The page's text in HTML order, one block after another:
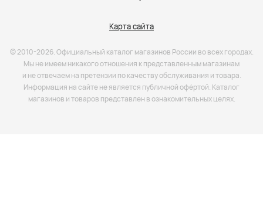
Карта сайта
© 2010-2026. Официальный каталог магазинов России во всех городах.
Мы не имеем никакого отношения к представленным магазинам
и не отвечаем на претензии по качеству обслуживания и товара.
Информация на сайте не является публичной офёртой. Каталог
магазинов и товаров представлен в ознакомительных целях.